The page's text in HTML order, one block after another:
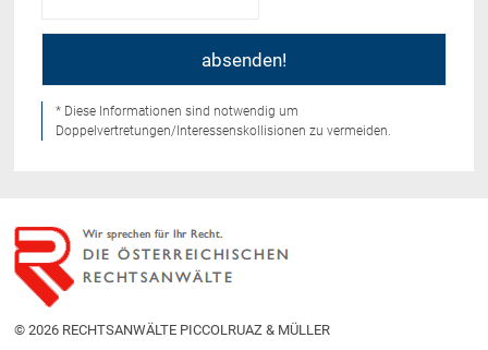
* Diese Informationen sind notwendig um
Doppelvertretungen/Interessenskollisionen zu vermeiden.
© 2026 RECHTSANWÄLTE PICCOLRUAZ & MÜLLER